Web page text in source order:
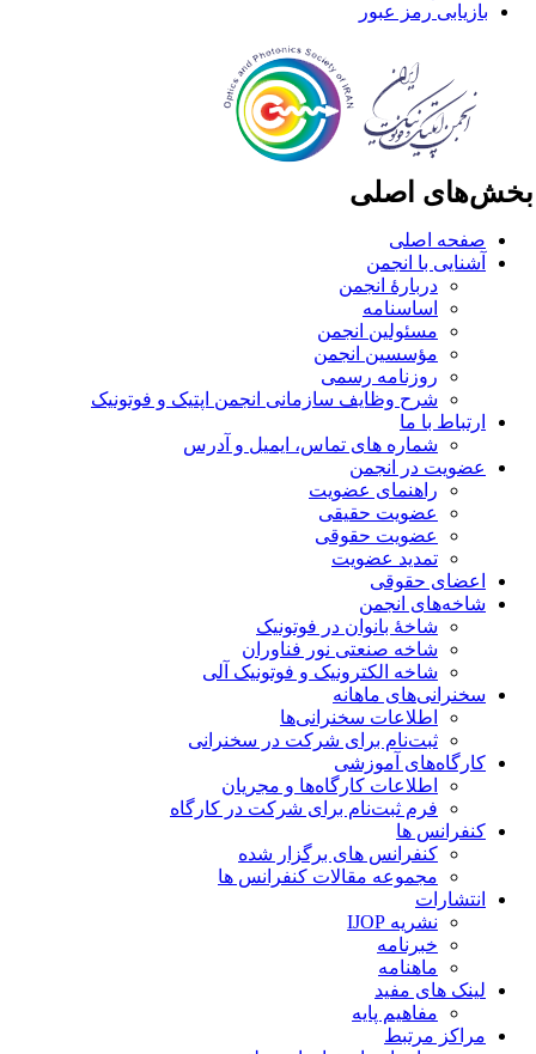
بازیابی رمز عبور
اصلی
صفحه اصلی
آشنایی با انجمن
دربارۀ انجمن
اساسنامه
مسئولین انجمن
مؤسسین انجمن
روزنامه رسمی
شرح وظایف سازمانی انجمن اپتیک و فوتونیک
ارتباط با ما
شماره های تماس، ایمیل و آدرس
عضویت در انجمن
راهنمای عضویت
عضویت حقیقی
عضویت حقوقی
تمدید عضویت
اعضای حقوقی
شاخه‌های انجمن
شاخۀ بانوان در فوتونیک
شاخه صنعتی نور فناوران
شاخه‌ الکترونیک و فوتونیک آلی
سخنرانی‌های ماهانه
اطلاعات سخنرانی‌‌ها
ثبت‌نام برای شرکت در سخنرانی
کارگاه‌های آموزشی
اطلاعات کارگاه‌ها و مجریان
فرم ثبت‌نام برای شرکت در کارگاه
کنفرانس ها
کنفرانس های برگزار شده
مجموعه مقالات کنفرانس ها
انتشارات
نشریه IJOP
خبرنامه
ماهنامه
لینک های مفید
مفاهیم پایه
مراکز مرتبط